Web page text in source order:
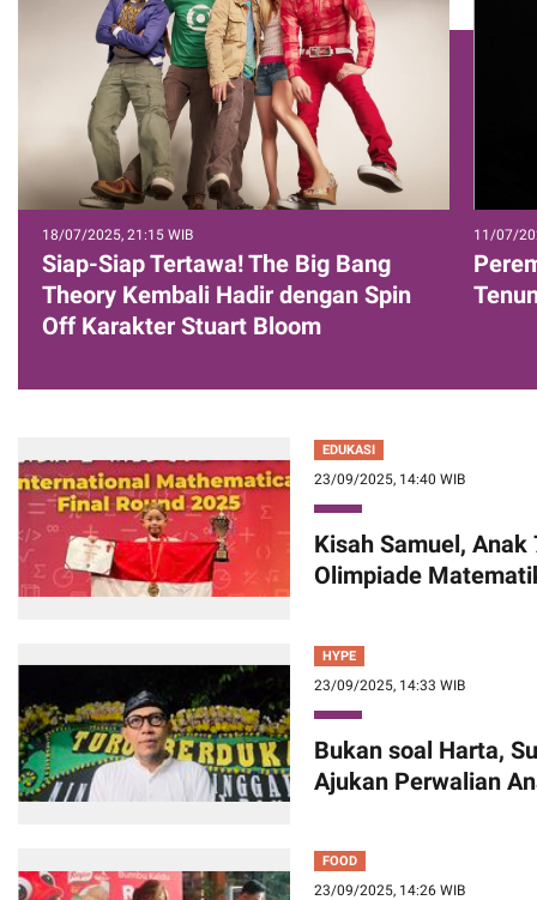
18/07/2025, 21:15 WIB
Siap-Siap Tertawa! The Big Bang
Theory Kembali Hadir dengan Spin
Off Karakter Stuart Bloom
11/07/
EDUKASI
23/09/2025, 14:40 WIB
Kisah Samuel, Anak
Olimpiade
HYPE
23/09/2025, 14:33 WIB
Bukan soal Harta,
Ajukan Perwalian
FOOD
23/09/2025, 14:26 WIB